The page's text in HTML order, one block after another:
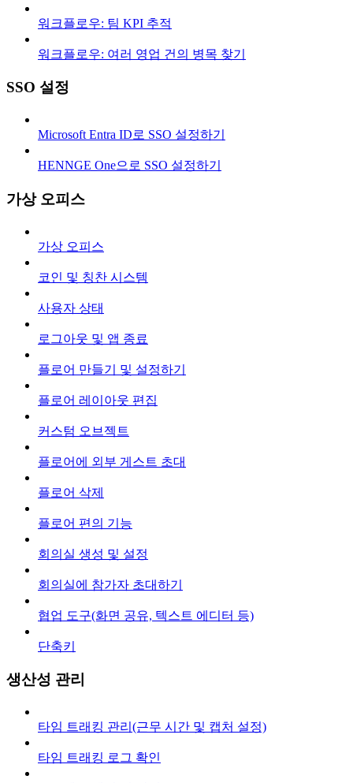
워크플로우: 팀 KPI 추적
워크플로우: 여러 영업 건의 병목 찾기
SSO 설정
Microsoft Entra ID로 SSO 설정하기
HENNGE One으로 SSO 설정하기
가상 오피스
가상 오피스
코인 및 칭찬 시스템
사용자 상태
로그아웃 및 앱 종료
플로어 만들기 및 설정하기
플로어 레이아웃 편집
커스텀 오브젝트
플로어에 외부 게스트 초대
플로어 삭제
플로어 편의 기능
회의실 생성 및 설정
회의실에 참가자 초대하기
협업 도구(화면 공유, 텍스트 에디터 등)
단축키
생산성 관리
타임 트래킹 관리(근무 시간 및 캡처 설정)
타임 트래킹 로그 확인